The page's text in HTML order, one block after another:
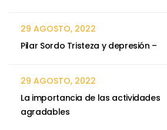
29 AGOSTO, 2022
Pilar Sordo Tristeza y depresión –
29 AGOSTO, 2022
La importancia de las actividades
agradables